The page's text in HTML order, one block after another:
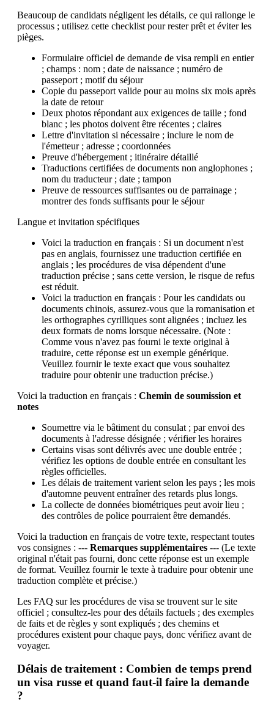
Beaucoup de candidats négligent les détails, ce qui rallonge le
processus ; utilisez cette checklist pour rester prêt et éviter les
pièges.
Formulaire officiel de demande de visa rempli en entier
; champs : nom ; date de naissance ; numéro de
passeport ; motif du séjour
Copie du passeport valide pour au moins six mois après
la date de retour
Deux photos répondant aux exigences de taille ; fond
blanc ; les photos doivent être récentes ; claires
Lettre d'invitation si nécessaire ; inclure le nom de
l'émetteur ; adresse ; coordonnées
Preuve d'hébergement ; itinéraire détaillé
Traductions certifiées de documents non anglophones ;
nom du traducteur ; date ; tampon
Preuve de ressources suffisantes ou de parrainage ;
montrer des fonds suffisants pour le séjour
Langue et invitation spécifiques
Voici la traduction en français : Si un document n'est
pas en anglais, fournissez une traduction certifiée en
anglais ; les procédures de visa dépendent d'une
traduction précise ; sans cette version, le risque de refus
est réduit.
Voici la traduction en français : Pour les candidats ou
documents chinois, assurez-vous que la romanisation et
les orthographes cyrilliques sont alignées ; incluez les
deux formats de noms lorsque nécessaire. (Note :
Comme vous n'avez pas fourni le texte original à
traduire, cette réponse est un exemple générique.
Veuillez fournir le texte exact que vous souhaitez
traduire pour obtenir une traduction précise.)
Voici la traduction en français : Chemin de soumission et
notes
Soumettre via le bâtiment du consulat ; par envoi des
documents à l'adresse désignée ; vérifier les horaires
Certains visas sont délivrés avec une double entrée ;
vérifiez les options de double entrée en consultant les
règles officielles.
Les délais de traitement varient selon les pays ; les mois
d'automne peuvent entraîner des retards plus longs.
La collecte de données biométriques peut avoir lieu ;
des contrôles de police pourraient être demandés.
Voici la traduction en français de votre texte, respectant toutes
vos consignes : --- Remarques supplémentaires --- (Le texte
original n'était pas fourni, donc cette réponse est un exemple
de format. Veuillez fournir le texte à traduire pour obtenir une
traduction complète et précise.)
Les FAQ sur les procédures de visa se trouvent sur le site
officiel ; consultez-les pour des détails factuels ; des exemples
de faits et de règles y sont expliqués ; des chemins et
procédures existent pour chaque pays, donc vérifiez avant de
voyager.
Délais de traitement : Combien de temps prend
un visa russe et quand faut-il faire la demande
?